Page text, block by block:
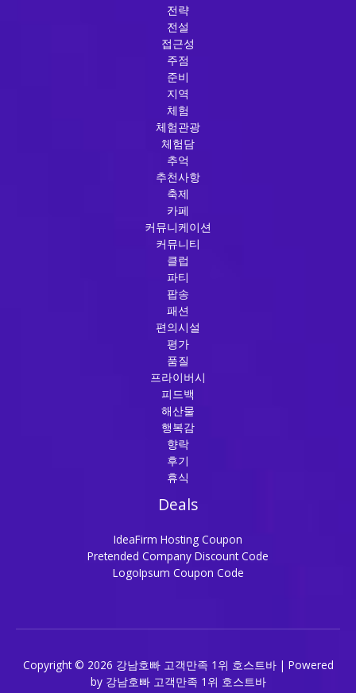
전략
전설
접근성
주점
준비
지역
체험
체험관광
체험담
추억
추천사항
축제
카페
커뮤니케이션
커뮤니티
클럽
파티
팝송
패션
편의시설
평가
품질
프라이버시
피드백
해산물
행복감
향락
후기
휴식
Deals
IdeaFirm Hosting Coupon
Pretended Company Discount Code
LogoIpsum Coupon Code
Copyright © 2026 강남호빠 고객만족 1위 호스트바 | Powered
by 강남호빠 고객만족 1위 호스트바